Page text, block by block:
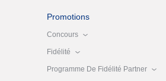
Promotions
Concours
Fidélité
Programme De Fidélité Partner